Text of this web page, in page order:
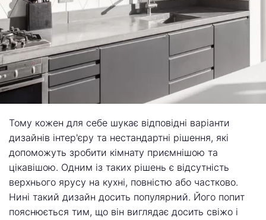
Тому кожен для себе шукає відповідні варіанти
дизайнів інтер'єру та нестандартні рішення, які
допоможуть зробити кімнату приємнішою та
цікавішою. Одним із таких рішень є відсутність
верхнього ярусу на кухні, повністю або частково.
Нині такий дизайн досить популярний. Його попит
пояснюється тим, що він виглядає досить свіжо і